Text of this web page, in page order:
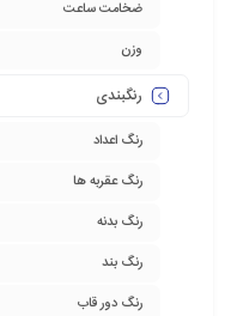
ضخامت ساعت
وزن
رنگبندی
رنگ اعداد
رنگ عقربه ها
رنگ بدنه
رنگ بند
رنگ دور قاب